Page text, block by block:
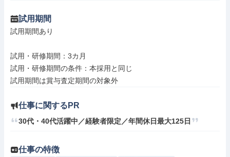
試用期間
試用期間あり
試用・研修期間：3カ月
試用・研修期間の条件：本採用と同じ
仕事に関するPR
30代・40代活躍中／経験者限定／年間休日最大125日
仕事の特徴